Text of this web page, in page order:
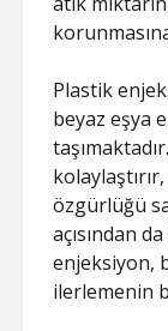
Plastik
beyaz eşya
özgürlüğü
açısından
enjeksiyon,
ilerlemenin